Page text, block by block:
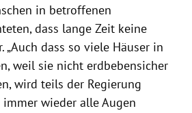
in betroffenen
dass lange Zeit keine
dass so viele Häuser in
weil sie nicht erdbebensicher
wird teils der Regierung
wieder alle Augen